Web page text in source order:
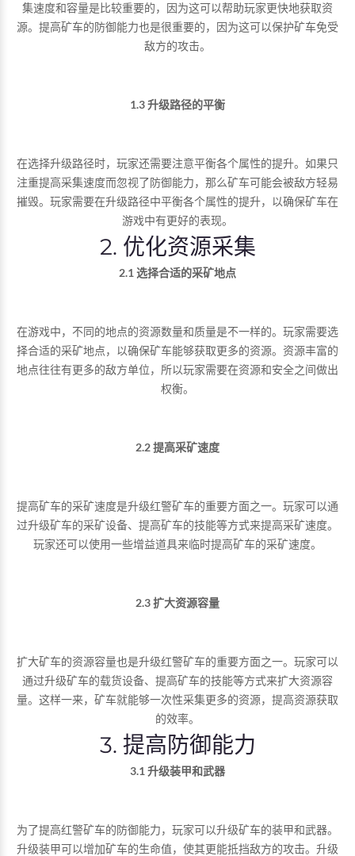
集速度和容量是比较重要的，因为这可以帮助玩家更快地获取资
源。提高矿车的防御能力也是很重要的，因为这可以保护矿车免受
敌方的攻击。
1.3 升级路径的平衡
在选择升级路径时，玩家还需要注意平衡各个属性的提升。如果只
注重提高采集速度而忽视了防御能力，那么矿车可能会被敌方轻易
摧毁。玩家需要在升级路径中平衡各个属性的提升，以确保矿车在
游戏中有更好的表现。
2. 优化资源采集
2.1 选择合适的采矿地点
在游戏中，不同的地点的资源数量和质量是不一样的。玩家需要选
择合适的采矿地点，以确保矿车能够获取更多的资源。资源丰富的
地点往往有更多的敌方单位，所以玩家需要在资源和安全之间做出
权衡。
2.2 提高采矿速度
提高矿车的采矿速度是升级红警矿车的重要方面之一。玩家可以通
过升级矿车的采矿设备、提高矿车的技能等方式来提高采矿速度。
玩家还可以使用一些增益道具来临时提高矿车的采矿速度。
2.3 扩大资源容量
扩大矿车的资源容量也是升级红警矿车的重要方面之一。玩家可以
通过升级矿车的载货设备、提高矿车的技能等方式来扩大资源容
量。这样一来，矿车就能够一次性采集更多的资源，提高资源获取
的效率。
3. 提高防御能力
3.1 升级装甲和武器
为了提高红警矿车的防御能力，玩家可以升级矿车的装甲和武器。
升级装甲可以增加矿车的生命值，使其更能抵挡敌方的攻击。升级